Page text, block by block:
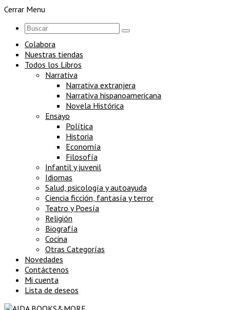
Cerrar Menu
Colabora
Nuestras tiendas
Todos los Libros
Narrativa
Narrativa extranjera
Narrativa hispanoamericana
Novela Histórica
Ensayo
Política
Historia
Economía
Filosofía
Infantil y juvenil
Idiomas
Salud, psicología y autoayuda
Ciencia ficción, fantasía y terror
Teatro y Poesía
Religión
Biografía
Cocina
Otras Categorías
Novedades
Contáctenos
Mi cuenta
Lista de deseos